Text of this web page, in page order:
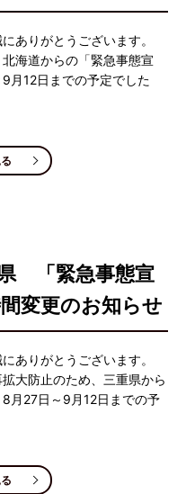
ありがとうございます。
海道からの「緊急事態宣
月12日までの予定でした
県 「緊急事態宣
変更のお知らせ
ありがとうございます。
大防止のため、三重県から
月27日～9月12日までの予